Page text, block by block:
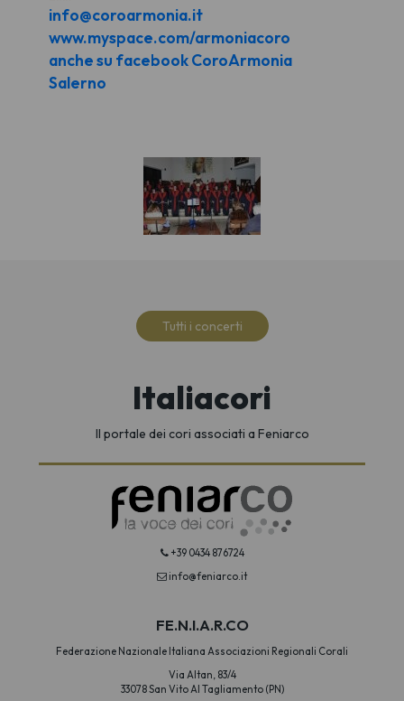
info@coroarmonia.it
www.myspace.com/armoniacoro
anche su facebook CoroArmonia
Salerno
Tutti i concerti
Italiacori
Il portale dei cori associati a Feniarco
+39 0434 876724
info@feniarco.it
FE.N.I.A.R.CO
Federazione Nazionale Italiana Associazioni Regionali Corali
Via Altan, 83/4
33078 San Vito Al Tagliamento (PN)